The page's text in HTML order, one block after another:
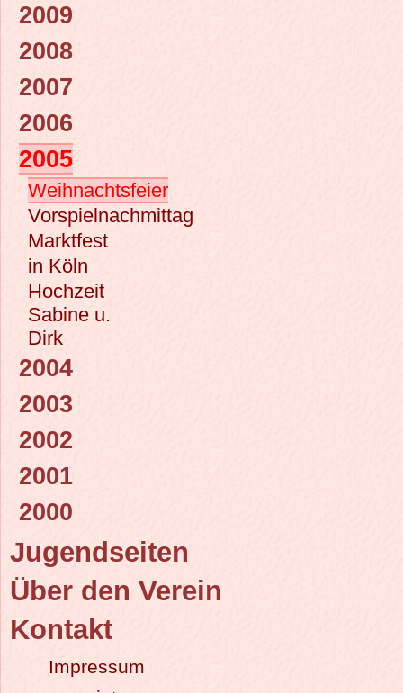
2009
2008
2007
2006
2005
Weihnachtsfeier
Vorspielnachmittag
Marktfest
in Köln
Hochzeit
Sabine u.
Dirk
2004
2003
2002
2001
2000
Jugendseiten
Über den Verein
Kontakt
Impressum